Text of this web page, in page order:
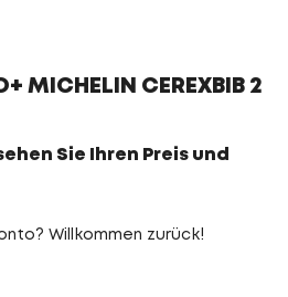
MICHELIN CEREXBIB 2
Sie Ihren Preis und
Willkommen zurück!